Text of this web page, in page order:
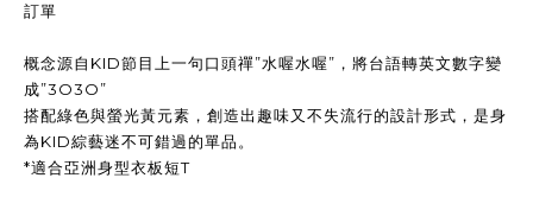
訂單
概念源自KID節目上一句口頭禪”水喔水喔”，將台語轉英文數字變
成”3O3O”
搭配綠色與螢光黃元素，創造出趣味又不失流行的設計形式，是身
為KID綜藝迷不可錯過的單品。
*適合亞洲身型衣板短T